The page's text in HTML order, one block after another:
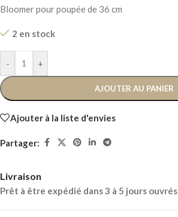
Bloomer pour poupée de 36 cm
2 en stock
- +
AJOUTER AU PANIER
Ajouter à la liste d'envies
Partager:
Livraison
Prêt à être expédié dans 3 à 5 jours ouvrés